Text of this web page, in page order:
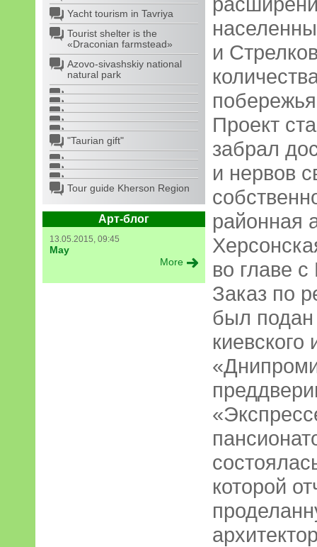
Yacht tourism in Tavriya
Tourist shelter is the
«Draconian farmstead»
Azovo-sivashskiy national
natural park
"Taurian gift"
Tour guide Kherson Region
Арт-блог
13.05.2015, 09:45
May
More
и
Проект
забрал
и нервов
районная
во главе
Заказ по
был
киевского
которой